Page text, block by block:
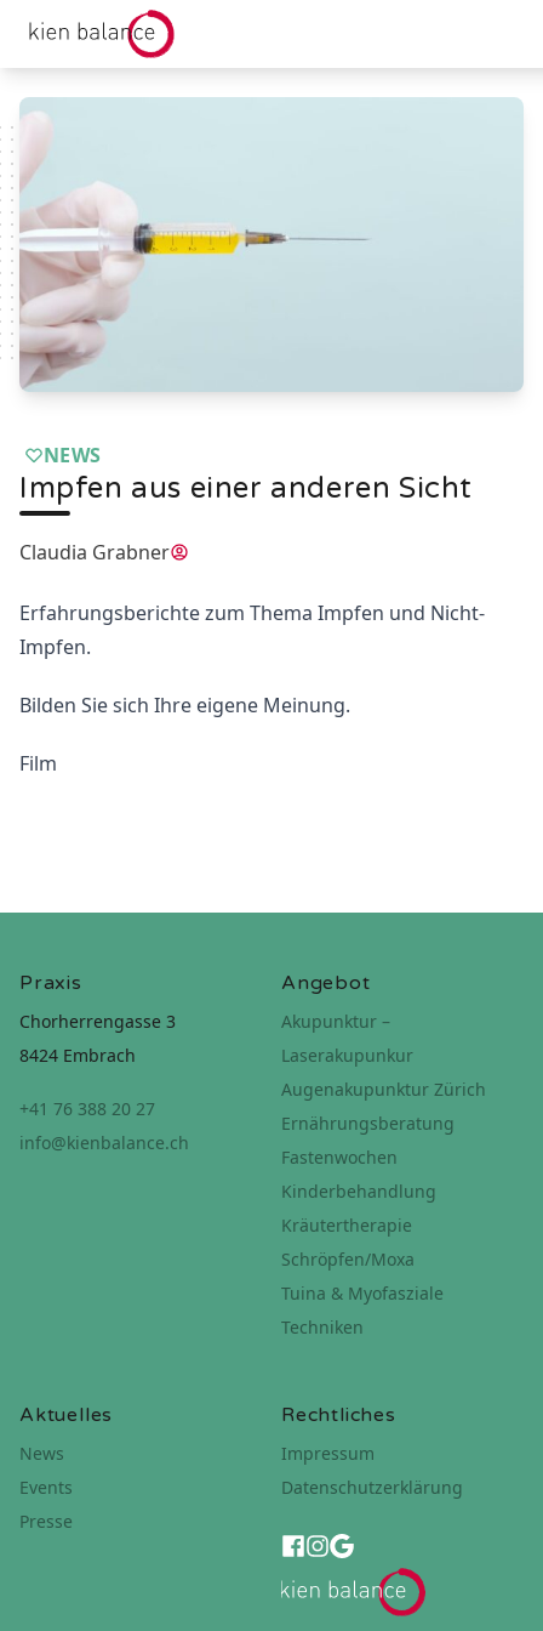
kienbalance Logo
NEWS
Impfen aus einer anderen Sicht
Claudia Grabner
Erfahrungsberichte zum Thema Impfen und Nicht-
Impfen.
Bilden Sie sich Ihre eigene Meinung.
Film
Rechtliches
Impressum
Datenschutzerklärung
Praxis
Chorherrengasse 3
8424 Embrach
+41 76 388 20 27
info@kienbalance.ch
Angebot
Akupunktur –
Laserakupunkur
Augenakupunktur Zürich
Ernährungsberatung
Fastenwochen
Kinderbehandlung
Kräutertherapie
Schröpfen/Moxa
Tuina & Myofasziale
Techniken
Aktuelles
News
Events
Presse